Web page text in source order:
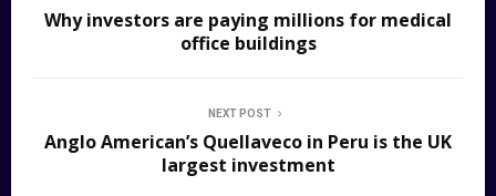
Why investors are paying millions for medical
office buildings
NEXT POST
Anglo American’s Quellaveco in Peru is the UK
largest investment